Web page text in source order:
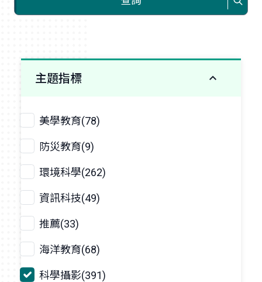
主題指標
美學教育(78)
防災教育(9)
環境科學(262)
資訊科技(49)
推薦(33)
海洋教育(68)
科學攝影(391)